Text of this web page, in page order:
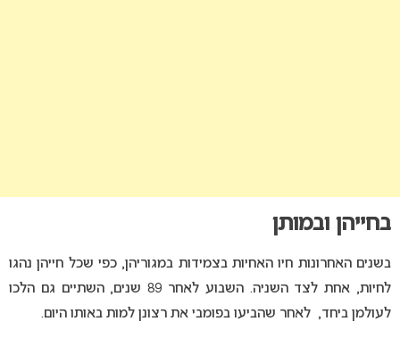
בחייהן ובמותן
בשנים האחרונות חיו האחיות בצמידות במגוריהן, כפי שכל חייהן נהגו
לחיות, אחת לצד השניה. השבוע לאחר 89 שנים, השתיים גם הלכו
לעולמן ביחד, לאחר שהביעו בפומבי את רצונן למות באותו היום.